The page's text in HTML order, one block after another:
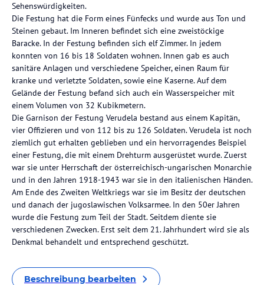
Sehenswürdigkeiten.
Die Festung hat die Form eines Fünfecks und wurde aus Ton und
Steinen gebaut. Im Inneren befindet sich eine zweistöckige
Baracke. In der Festung befinden sich elf Zimmer. In jedem
konnten von 16 bis 18 Soldaten wohnen. Innen gab es auch
sanitäre Anlagen und verschiedene Speicher, einen Raum für
kranke und verletzte Soldaten, sowie eine Kaserne. Auf dem
Gelände der Festung befand sich auch ein Wasserspeicher mit
einem Volumen von 32 Kubikmetern.
Die Garnison der Festung Verudela bestand aus einem Kapitän,
vier Offizieren und von 112 bis zu 126 Soldaten. Verudela ist noch
ziemlich gut erhalten geblieben und ein hervorragendes Beispiel
einer Festung, die mit einem Drehturm ausgerüstet wurde. Zuerst
war sie unter Herrschaft der österreichisch-ungarischen Monarchie
und in den Jahren 1918-1943 war sie in den italienischen Händen.
Am Ende des Zweiten Weltkriegs war sie im Besitz der deutschen
und danach der jugoslawischen Volksarmee. In den 50er Jahren
wurde die Festung zum Teil der Stadt. Seitdem diente sie
verschiedenen Zwecken. Erst seit dem 21. Jahrhundert wird sie als
Denkmal behandelt und entsprechend geschützt.
Beschreibung bearbeiten